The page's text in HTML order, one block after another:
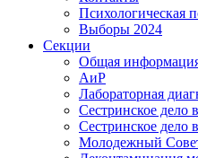
Психологическая
Выборы 2024
Секции
Общая
АиР
Лабораторная
Сестринское дело
Сестринское дело
Молодежный